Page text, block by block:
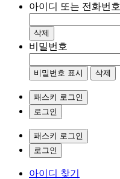
아이디 또는 전화번호
삭제
비밀번호
비밀번호 표시 삭제
패스키 로그인
로그인
패스키 로그인
로그인
아이디 찾기